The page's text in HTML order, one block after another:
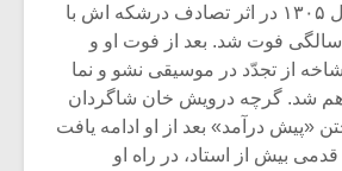
درویش خان در سال ۱۳۰۵ در اثر تصادف درشکه اش با
اتومبیل در سن ۵۴ سالگی فوت شد. بعد از فوت او و
از تجدّد در موسیقی نشو و نما
هم شد. گرچه درویش خان شاگردان
«پیش درآمد» بعد از او ادامه یافت
قدمی بیش از استاد، در راه او